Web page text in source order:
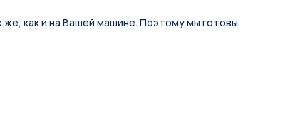
как и на Вашей машине. Поэтому мы готовы